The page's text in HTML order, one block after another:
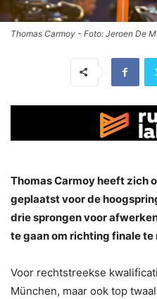
Thomas Carmoy - Foto: Jeroen De
Thomas Carmoy heeft zich
geplaatst voor de
drie sprongen voor
te gaan om richting finale te
Voor rechtstreekse
München, maar ook top